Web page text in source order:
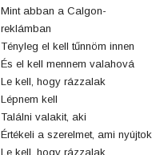
Mint abban a Calgon-
reklámban
Tényleg el kell tűnnöm innen
És el kell mennem valahová
Le kell, hogy rázzalak
Lépnem kell
Találni valakit, aki
Értékeli a szerelmet, ami nyújtok
Le kell, hogy rázzalak